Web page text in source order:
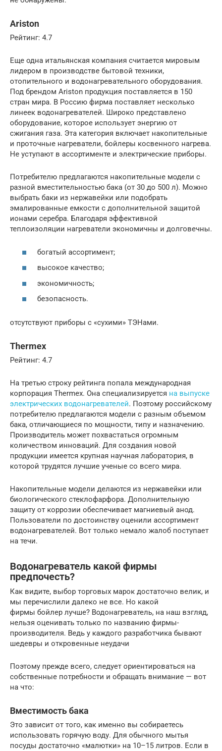
Ariston
Рейтинг: 4.7
Еще одна итальянская компания считается мировым
лидером в производстве бытовой техники,
отопительного и водонагревательного оборудования.
Под брендом Ariston продукция поставляется в 150
стран мира. В Россию фирма поставляет несколько
линеек водонагревателей. Широко представлено
оборудование, которое использует энергию от
сжигания газа. Эта категория включает накопительные
и проточные нагреватели, бойлеры косвенного нагрева.
Не уступают в ассортименте и электрические приборы.
Потребителю предлагаются накопительные модели с
разной вместительностью бака (от 30 до 500 л). Можно
выбрать баки из нержавейки или подобрать
эмалированные емкости с дополнительной защитой
ионами серебра. Благодаря эффективной
теплоизоляции нагреватели экономичны и долговечны.
богатый ассортимент;
высокое качество;
экономичность;
безопасность.
отсутствуют приборы с «сухими» ТЭНами.
Thermex
Рейтинг: 4.7
На третью строку рейтинга попала международная
корпорация Thermex. Она специализируется на выпуске
электрических водонагревателей. Поэтому российскому
потребителю предлагаются модели с разным объемом
бака, отличающиеся по мощности, типу и назначению.
Производитель может похвастаться огромным
количеством инноваций. Для создания новой
продукции имеется крупная научная лаборатория, в
которой трудятся лучшие ученые со всего мира.
Накопительные модели делаются из нержавейки или
биологического стеклофарфора. Дополнительную
защиту от коррозии обеспечивает магниевый анод.
Пользователи по достоинству оценили ассортимент
водонагревателей. Вот только немало жалоб поступает
на течи.
Водонагреватель какой фирмы
предпочесть?
Как видите, выбор торговых марок достаточно велик, и
мы перечислили далеко не все. Но какой
фирмы бойлер лучше? Водонагреватель, на наш взгляд,
нельзя оценивать только по названию фирмы-
производителя. Ведь у каждого разработчика бывают
шедевры и откровенные неудачи
Поэтому прежде всего, следует ориентироваться на
собственные потребности и обращать внимание — вот
на что:
Вместимость бака
Это зависит от того, как именно вы собираетесь
использовать горячую воду. Для обычного мытья
посуды достаточно «малютки» на 10–15 литров. Если в